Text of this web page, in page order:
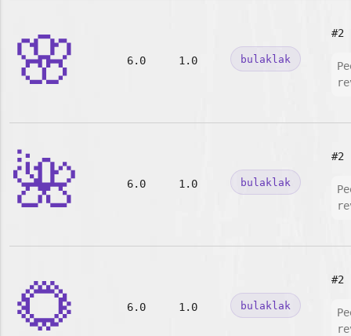
🌸 6.0 1.0 bulaklak
#2
🌺 6.0 1.0 bulaklak
#2
🌻 6.0 1.0 bulaklak
#2